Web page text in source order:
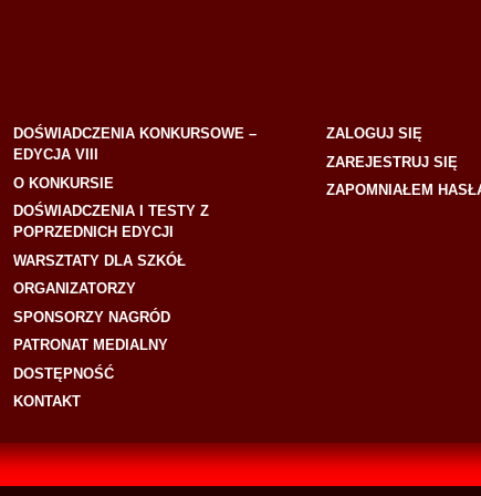
DOŚWIADCZENIA KONKURSOWE –
EDYCJA VIII
O KONKURSIE
DOŚWIADCZENIA I TESTY Z
POPRZEDNICH EDYCJI
WARSZTATY DLA SZKÓŁ
ORGANIZATORZY
SPONSORZY NAGRÓD
PATRONAT MEDIALNY
DOSTĘPNOŚĆ
KONTAKT
ZALOGUJ SIĘ
ZAREJESTRUJ SIĘ
ZAPOMNIAŁEM